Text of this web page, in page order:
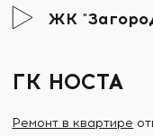
ЖК
ГК НОСТА
Ремонт в квартире